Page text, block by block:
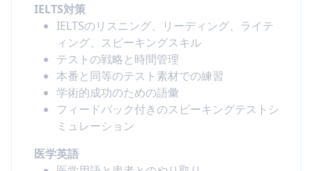
IELTS対策
IELTSのリスニング、リーディング、ライテ
ィング、スピーキングスキル
テストの戦略と時間管理
本番と同等のテスト素材での練習
学術的成功のための語彙
フィードバック付きのスピーキングテストシ
ミュレーション
医学英語